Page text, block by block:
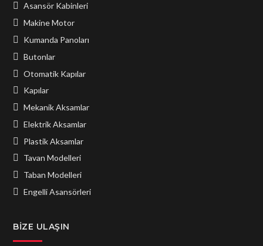
Asansör Kabinleri
Makine Motor
Kumanda Panoları
Butonlar
Otomatik Kapılar
Kapılar
Mekanik Aksamlar
Elektrik Aksamlar
Plastik Aksamlar
Tavan Modelleri
Taban Modelleri
Engelli Asansörleri
BIZE ULAŞIN